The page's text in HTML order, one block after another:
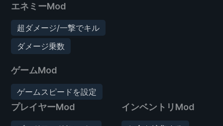
エネミーMod
超ダメージ/一撃でキル
ダメージ乗数
ゲームMod
ゲームスピードを設定
プレイヤーMod インベントリMod